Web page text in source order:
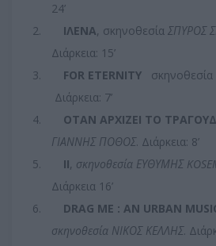
24’
2.
ΙΛΕΝΑ, σκηνοθεσία ΣΠΥΡΟΣ
Διάρκεια: 15’
3.
FOR ETERNITY
Διάρκεια: 7’
4.
ΟΤΑΝ ΑΡΧΙΖΕΙ ΤΟ
ΓΙΑΝΝΗΣ ΠΟΘΟΣ. Διάρκεια: 8’
5.
II, σκηνοθεσία ΕΥΘΥΜΗΣ
Διάρκεια 16’
6.
DRAG ME : AN URBAN
σκηνοθεσία ΝΙΚΟΣ ΚΕΛΛΗΣ.